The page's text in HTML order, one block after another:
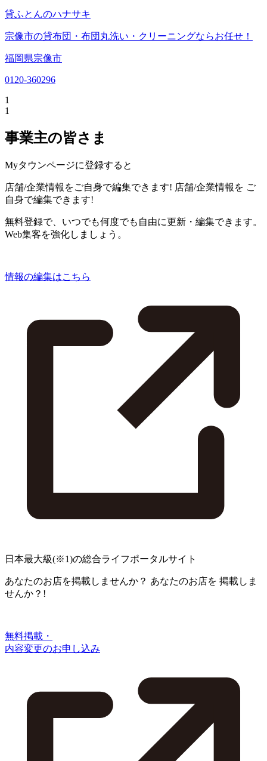
貸ふとんのハナサキ
宗像市の貸布団・布団丸洗い・クリーニングならお任せ！
福岡県宗像市
0120-360296
1
1
事業主の皆さま
Myタウンページに登録すると
店舗/企業情報をご自身で編集できます! 店舗/企業情報を ご
自身で編集できます!
無料登録で、いつでも何度でも自由に更新・編集できます。
Web集客を強化しましょう。
情報の編集はこちら
日本最大級(※1)の総合ライフポータルサイト
あなたのお店を掲載しませんか？ あなたのお店を 掲載しま
せんか？!
無料掲載・
内容変更のお申し込み